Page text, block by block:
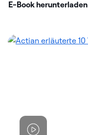
E-Book herunterladen